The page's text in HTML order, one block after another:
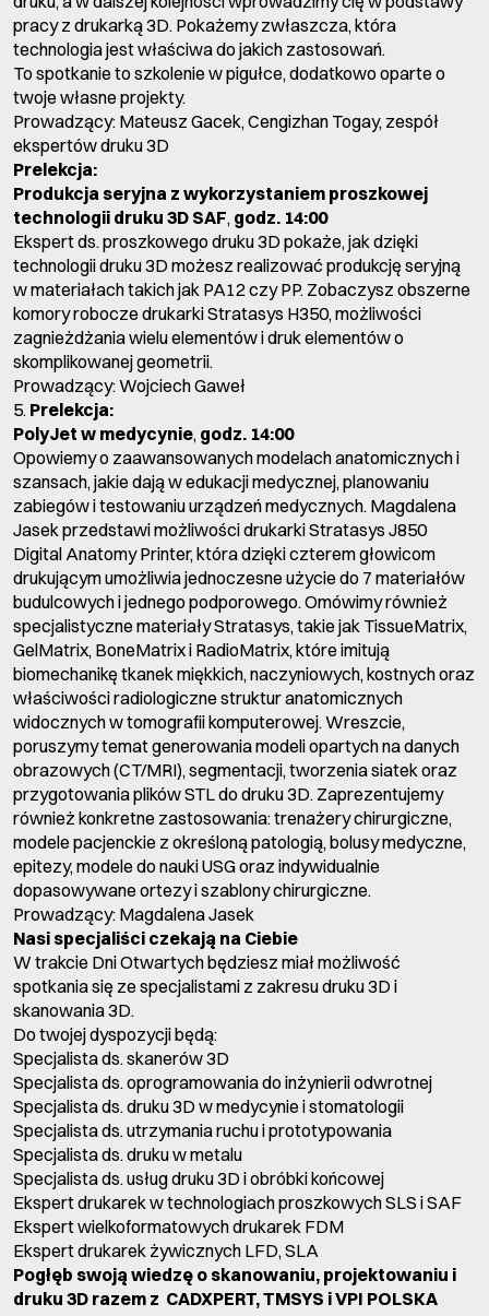
pracy z drukarką 3D. Pokażemy zwłaszcza, która
technologia jest właściwa do jakich zastosowań.
To spotkanie to szkolenie w pigułce, dodatkowo oparte o
twoje własne projekty.
Prowadzący: Mateusz Gacek, Cengizhan Togay, zespół
ekspertów druku 3D
Prelekcja:
Produkcja seryjna z wykorzystaniem proszkowej
technologii druku 3D SAF, godz. 14:00
Ekspert ds. proszkowego druku 3D pokaże, jak dzięki
technologii druku 3D możesz realizować produkcję seryjną
w materiałach takich jak PA12 czy PP. Zobaczysz obszerne
komory robocze drukarki Stratasys H350, możliwości
zagnieżdżania wielu elementów i druk elementów o
skomplikowanej geometrii.
Prowadzący: Wojciech Gaweł
5. Prelekcja:
PolyJet w medycynie, godz. 14:00
Opowiemy o zaawansowanych modelach anatomicznych i
szansach, jakie dają w edukacji medycznej, planowaniu
zabiegów i testowaniu urządzeń medycznych. Magdalena
Jasek przedstawi możliwości drukarki Stratasys J850
Digital Anatomy Printer, która dzięki czterem głowicom
drukującym umożliwia jednoczesne użycie do 7 materiałów
budulcowych i jednego podporowego. Omówimy również
specjalistyczne materiały Stratasys, takie jak TissueMatrix,
GelMatrix, BoneMatrix i RadioMatrix, które imitują
biomechanikę tkanek miękkich, naczyniowych, kostnych oraz
właściwości radiologiczne struktur anatomicznych
widocznych w tomografii komputerowej. Wreszcie,
poruszymy temat generowania modeli opartych na danych
obrazowych (CT/MRI), segmentacji, tworzenia siatek oraz
przygotowania plików STL do druku 3D. Zaprezentujemy
również konkretne zastosowania: trenażery chirurgiczne,
modele pacjenckie z określoną patologią, bolusy medyczne,
epitezy, modele do nauki USG oraz indywidualnie
dopasowywane ortezy i szablony chirurgiczne.
Prowadzący: Magdalena Jasek
Nasi specjaliści czekają na Ciebie
W trakcie Dni Otwartych będziesz miał możliwość
spotkania się ze specjalistami z zakresu druku 3D i
skanowania 3D.
Do twojej dyspozycji będą:
Specjalista ds. skanerów 3D
Specjalista ds. oprogramowania do inżynierii odwrotnej
Specjalista ds. druku 3D w medycynie i stomatologii
Specjalista ds. utrzymania ruchu i prototypowania
Specjalista ds. druku w metalu
Specjalista ds. usług druku 3D i obróbki końcowej
Ekspert drukarek w technologiach proszkowych SLS i SAF
Ekspert wielkoformatowych drukarek FDM
Ekspert drukarek żywicznych LFD, SLA
Pogłęb swoją wiedzę o skanowaniu, projektowaniu i
druku 3D razem z CADXPERT, TMSYS i VPI POLSKA